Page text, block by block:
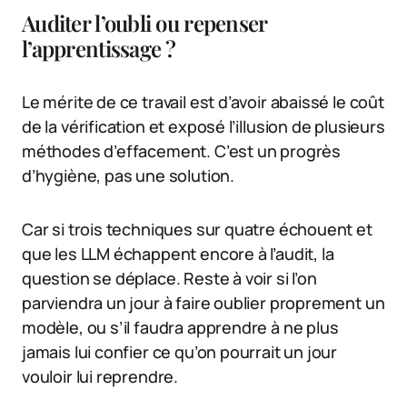
Auditer l’oubli ou repenser
l’apprentissage ?
Le mérite de ce travail est d’avoir abaissé le coût
de la vérification et exposé l’illusion de plusieurs
méthodes d’effacement. C’est un progrès
d’hygiène, pas une solution.
Car si trois techniques sur quatre échouent et
que les LLM échappent encore à l’audit, la
question se déplace. Reste à voir si l’on
parviendra un jour à faire oublier proprement un
modèle, ou s’il faudra apprendre à ne plus
jamais lui confier ce qu’on pourrait un jour
vouloir lui reprendre.